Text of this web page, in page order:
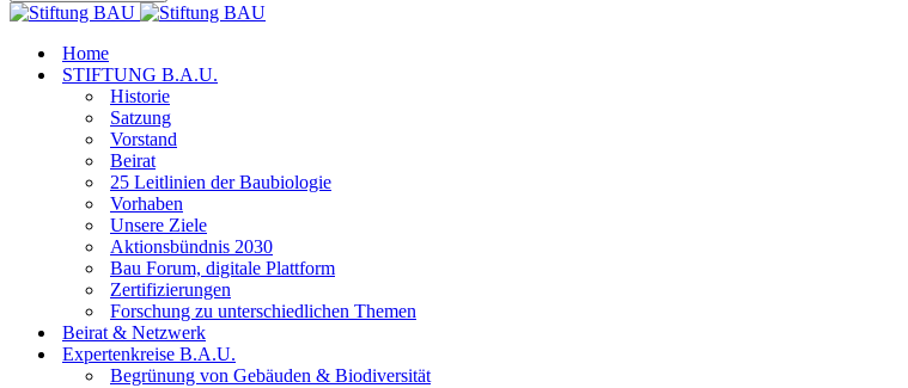
Home
STIFTUNG B.A.U.
Historie
Satzung
Vorstand
Beirat
25 Leitlinien der Baubiologie
Vorhaben
Unsere Ziele
Aktionsbündnis 2030
Bau Forum, digitale Plattform
Zertifizierungen
Forschung zu unterschiedlichen Themen
Beirat & Netzwerk
Expertenkreise B.A.U.
Begrünung von Gebäuden & Biodiversität